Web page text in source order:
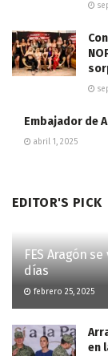
Embajador de
abril 1, 2025
EDITOR'S PICK
FES Aragón
días
febrero 25, 2025
en